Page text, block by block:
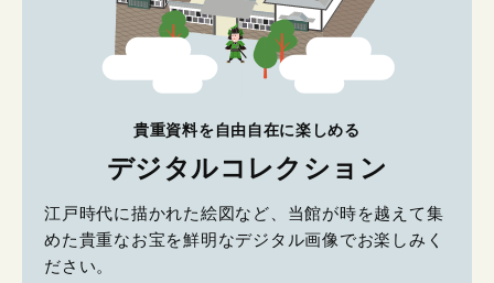
貴重資料を自由自在に楽しめる
デジタルコレクション
江戸時代に描かれた絵図など、当館が時を越えて集
めた貴重なお宝を鮮明なデジタル画像でお楽しみく
ださい。